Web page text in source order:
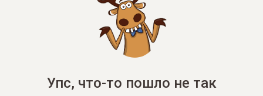
Упс, что-то пошло не так